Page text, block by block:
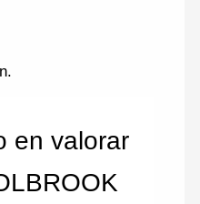
en valorar